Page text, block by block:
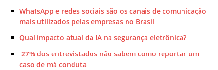
WhatsApp e redes sociais são os canais de comunicação
mais utilizados pelas empresas no Brasil
Qual impacto atual da IA na segurança eletrônica?
27% dos entrevistados não sabem como reportar um
caso de má conduta